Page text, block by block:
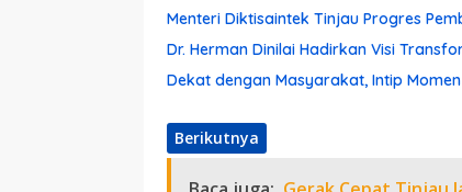
Menteri Diktisaintek Tinjau Progres
Dr. Herman Dinilai Hadirkan Visi
Dekat dengan Masyarakat, Intip
Berikutnya